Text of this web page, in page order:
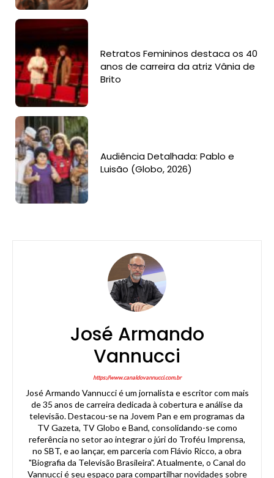
Retratos Femininos destaca os 40
anos de carreira da atriz Vânia de
Brito
Audiência Detalhada: Pablo e
Luisão (Globo, 2026)
José Armando
Vannucci
https://www.canaldovannucci.com.br
José Armando Vannucci é um jornalista e escritor com mais
de 35 anos de carreira dedicada à cobertura e análise da
televisão. Destacou-se na Jovem Pan e em programas da
TV Gazeta, TV Globo e Band, consolidando-se como
referência no setor ao integrar o júri do Troféu Imprensa,
no SBT, e ao lançar, em parceria com Flávio Ricco, a obra
"Biografia da Televisão Brasileira". Atualmente, o Canal do
Vannucci é seu espaço para compartilhar novidades sobre